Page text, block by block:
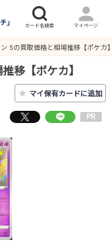
」
Sの買取価格と相場推移【ポケカ
移【ポケカ】
★ マイ保有カードに追加
PR